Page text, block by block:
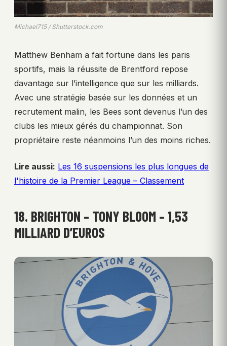
Michael715 / Shutterstock.com
Matthew Benham a fait fortune dans les paris
sportifs, mais la réussite de Brentford repose
davantage sur l’intelligence que sur les milliards.
Avec une stratégie basée sur les données et un
recrutement malin, les Bees sont devenus l’un des
clubs les mieux gérés du championnat. Son
propriétaire reste néanmoins l’un des moins riches.
Lire aussi: Les 16 suspensions les plus longues de
l'histoire de la Premier League – Classement
18. BRIGHTON – TONY BLOOM – 1,53
MILLIARD D’EUROS